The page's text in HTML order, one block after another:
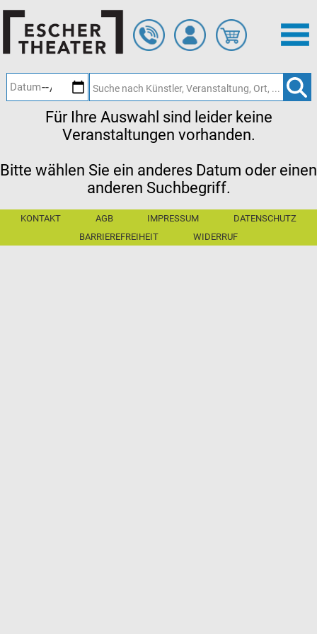
Hauptinhalt
springen
Für Ihre Auswahl sind leider keine
Veranstaltungen vorhanden.
Bitte wählen Sie ein anderes Datum oder einen
anderen Suchbegriff.
KONTAKT AGB IMPRESSUM
DATENSCHUTZ
BARRIEREFREIHEIT
WIDERRUF